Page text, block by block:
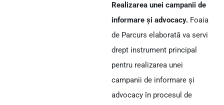
Realizarea unei campanii de
informare șiadvocacy. Foaia
de Parcurs elaborată va servi
drept instrument principal
pentru realizarea unei
campanii de informare și
advocacy în procesul de